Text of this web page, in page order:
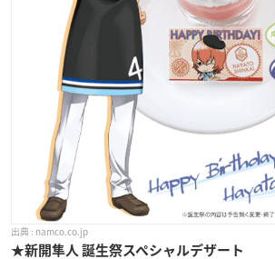
namco.co.jp
★新開隼人 誕生祭スペシャルデザート